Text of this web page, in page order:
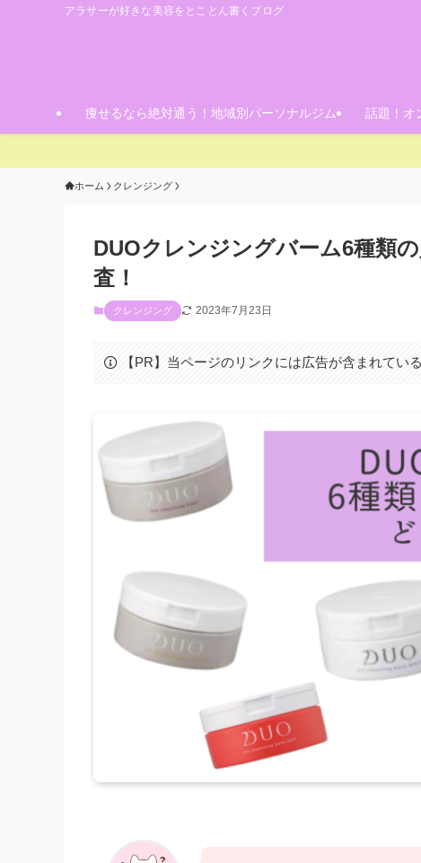
アラサーが好きな美容をとことん書くブログ
痩せるなら絶対通う！地域別パーソナルジム 話題！オ
ホーム クレンジング
DUOクレンジングバーム6種類
査！
クレンジング 2023年7月23日
【PR】当ページのリンクには広告が含まれてい